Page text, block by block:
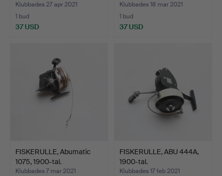
Klubbades 27 apr 2021
1 bud
37 USD
Klubbades 18 mar 2021
1 bud
37 USD
FISKERULLE, Abumatic
1075, 1900-tal.
Klubbades 7 mar 2021
FISKERULLE, ABU 444A,
1900-tal.
Klubbades 17 feb 2021